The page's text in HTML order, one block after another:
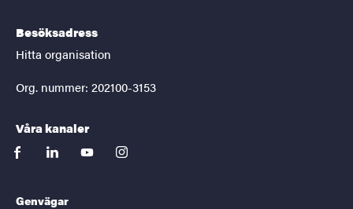
Besöksadress
Hitta organisation
Org. nummer: 202100-3153
Våra kanaler
facebooklinkedinyoutubeinstagram
Genvägar